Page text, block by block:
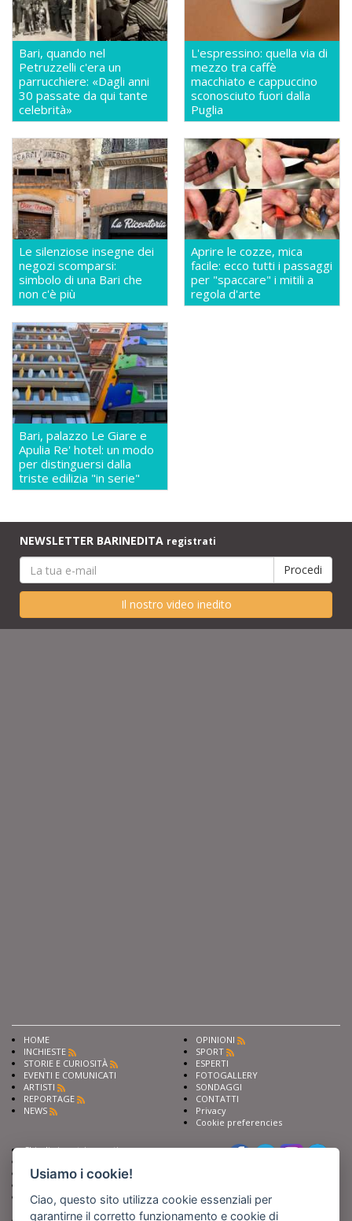
Bari, quando nel
Petruzzelli c'era un
parrucchiere: «Dagli anni
30 passate da qui tante
celebrità»
L'espressino: quella via di
mezzo tra caffè
macchiato e cappuccino
sconosciuto fuori dalla
Puglia
Le silenziose insegne dei
negozi scomparsi:
simbolo di una Bari che
non c'è più
Aprire le cozze, mica
facile: ecco tutti i passaggi
per "spaccare" i mitili a
regola d'arte
Bari, palazzo Le Giare e
Apulia Re' hotel: un modo
per distinguersi dalla
triste edilizia "in serie"
NEWSLETTER BARINEDITA registrati
Il nostro video inedito
HOME
INCHIESTE
STORIE E CURIOSITÀ
EVENTI E COMUNICATI
ARTISTI
REPORTAGE
NEWS
OPINIONI
SPORT
ESPERTI
FOTOGALLERY
SONDAGGI
CONTATTI
Privacy
Cookie preferencies
Chiedi ai nostri esperti
Fai pubblicità con noi
Iscriviti al nostro corso di
giornalismo
Usiamo i cookie!
Ciao, questo sito utilizza cookie essenziali per
garantirne il corretto funzionamento e cookie di